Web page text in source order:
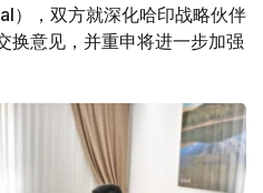
），双方就深化哈印战略伙伴
换意见，并重申将进一步加强